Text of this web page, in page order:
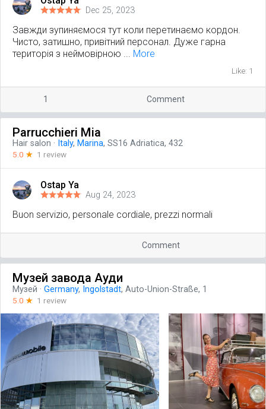
Dec 25, 2023
Завжди зупиняємося тут коли перетинаємо кордон.
Чисто, затишно, привітний персонал. Дуже гарна
територія з неймовірною ... More
Like: 1
1 Comment
Parrucchieri Mia
Hair salon · Italy, Marina, SS16 Adriatica, 432
5.0 ☆ 1 review
Ostap Ya
Aug 24, 2023
Buon servizio, personale cordiale, prezzi normali
Comment
Музей завода Ауди
Музей · Germany, Ingolstadt, Auto-Union-Straße, 1
5.0 ☆ 1 review